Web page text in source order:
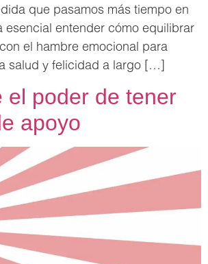
que pasamos más tiempo en
esencial entender cómo equilibrar
el hambre emocional para
salud y felicidad a largo […]
el poder de tener
apoyo